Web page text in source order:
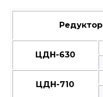
Редуктор
ЦДН-630
ЦДН-710